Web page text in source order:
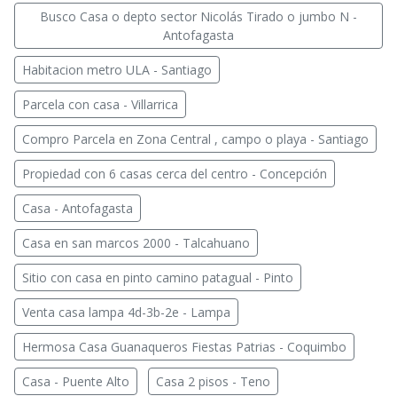
Busco Casa o depto sector Nicolás Tirado o jumbo N -
Antofagasta
Habitacion metro ULA - Santiago
Parcela con casa - Villarrica
Compro Parcela en Zona Central , campo o playa - Santiago
Propiedad con 6 casas cerca del centro - Concepción
Casa - Antofagasta
Casa en san marcos 2000 - Talcahuano
Sitio con casa en pinto camino patagual - Pinto
Venta casa lampa 4d-3b-2e - Lampa
Hermosa Casa Guanaqueros Fiestas Patrias - Coquimbo
Casa - Puente Alto Casa 2 pisos - Teno